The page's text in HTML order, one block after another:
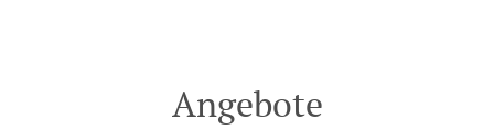
Angebote